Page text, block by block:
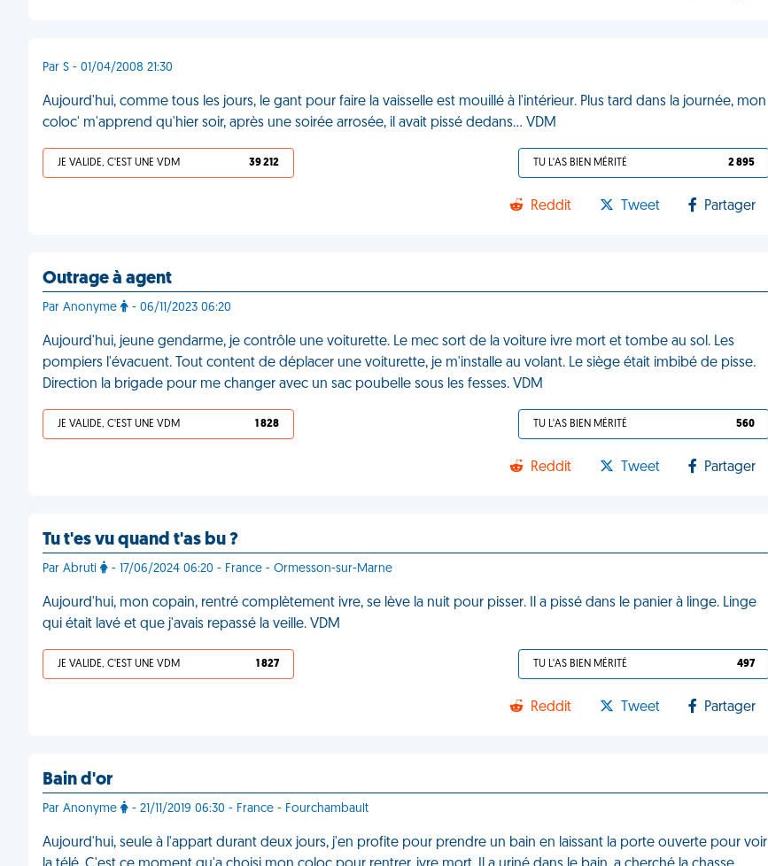
Par S - 01/04/2008 21:30
Aujourd'hui, comme tous les jours, le gant pour faire la vaisselle est mouillé à l'intérieur. Plus tard dans la journée, mon
coloc' m'apprend qu'hier soir, après une soirée arrosée, il avait pissé dedans... VDM
JE VALIDE, C'EST UNE VDM 39 212 TU L'AS BIEN MÉRITÉ 2 895
Reddit Tweet Partager
Outrage à agent
Par Anonyme - 06/11/2023 06:20
Aujourd'hui, jeune gendarme, je contrôle une voiturette. Le mec sort de la voiture ivre mort et tombe au sol. Les
pompiers l'évacuent. Tout content de déplacer une voiturette, je m'installe au volant. Le siège était imbibé de pisse.
Direction la brigade pour me changer avec un sac poubelle sous les fesses. VDM
JE VALIDE, C'EST UNE VDM 1 828 TU L'AS BIEN MÉRITÉ 560
Reddit Tweet Partager
Tu t'es vu quand t'as bu ?
Par Abruti - 17/06/2024 06:20 - France - Ormesson-sur-Marne
Aujourd'hui, mon copain, rentré complètement ivre, se lève la nuit pour pisser. Il a pissé dans le panier à linge. Linge
qui était lavé et que j'avais repassé la veille. VDM
JE VALIDE, C'EST UNE VDM 1 827 TU L'AS BIEN MÉRITÉ 497
Reddit Tweet Partager
Bain d'or
Par Anonyme - 21/11/2019 06:30 - France - Fourchambault
Aujourd'hui, seule à l'appart durant deux jours, j'en profite pour prendre un bain en laissant la porte ouverte pour voir